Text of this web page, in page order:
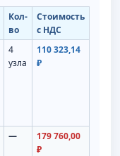
Кол-
во
Стоимость
с НДС
4
узла
110 323,14
₽
—
179 760,00
₽